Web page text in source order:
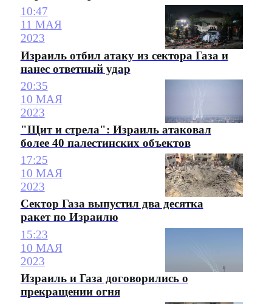
10:47
11 МАЯ
2023
Израиль отбил атаку из сектора Газа и
нанес ответный удар
20:35
10 МАЯ
2023
"Щит и стрела": Израиль атаковал
более 40 палестинских объектов
17:25
10 МАЯ
2023
Сектор Газа выпустил два десятка
ракет по Израилю
15:23
10 МАЯ
2023
Израиль и Газа договорились о
прекращении огня